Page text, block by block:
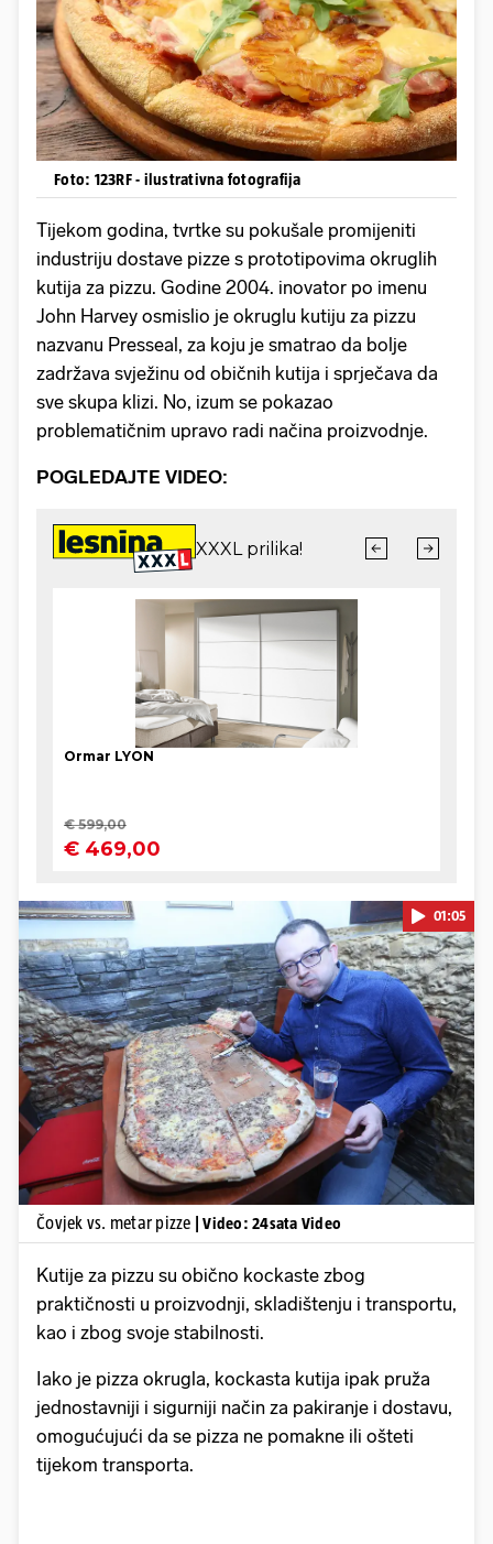
Foto: 123RF - ilustrativna fotografija
Tijekom godina, tvrtke su pokušale promijeniti
industriju dostave pizze s prototipovima okruglih
kutija za pizzu. Godine 2004. inovator po imenu
John Harvey osmislio je okruglu kutiju za pizzu
nazvanu Presseal, za koju je smatrao da bolje
zadržava svježinu od običnih kutija i sprječava da
sve skupa klizi. No, izum se pokazao
problematičnim upravo radi načina proizvodnje.
POGLEDAJTE VIDEO:
Pokretanje videa...
01:05
Čovjek vs. metar pizze | Video: 24sata Video
Kutije za pizzu su obično kockaste zbog
praktičnosti u proizvodnji, skladištenju i transportu,
kao i zbog svoje stabilnosti.
Iako je pizza okrugla, kockasta kutija ipak pruža
jednostavniji i sigurniji način za pakiranje i dostavu,
omogućujući da se pizza ne pomakne ili ošteti
tijekom transporta.